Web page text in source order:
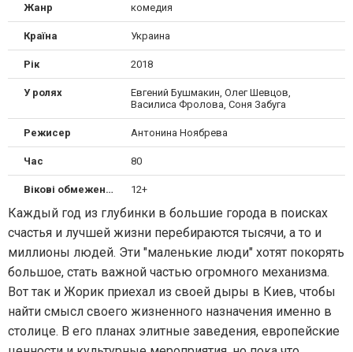
Жанр комедия
Країна Украина
Рік 2018
У ролях
Евгений Бушмакин, Олег Шевцов,
Василиса Фролова, Соня Забуга
Режисер Антонина Ноябрева
Час 80
Вікові обмеження 12+
Каждый год из глубинки в большие города в поисках
счастья и лучшей жизни перебираются тысячи, а то и
миллионы людей. Эти "маленькие люди" хотят покорять
большое, стать важной частью огромного механизма.
Вот так и Жорик приехал из своей дыры в Киев, чтобы
найти смысл своего жизненного назначения именно в
столице. В его планах элитные заведения, европейские